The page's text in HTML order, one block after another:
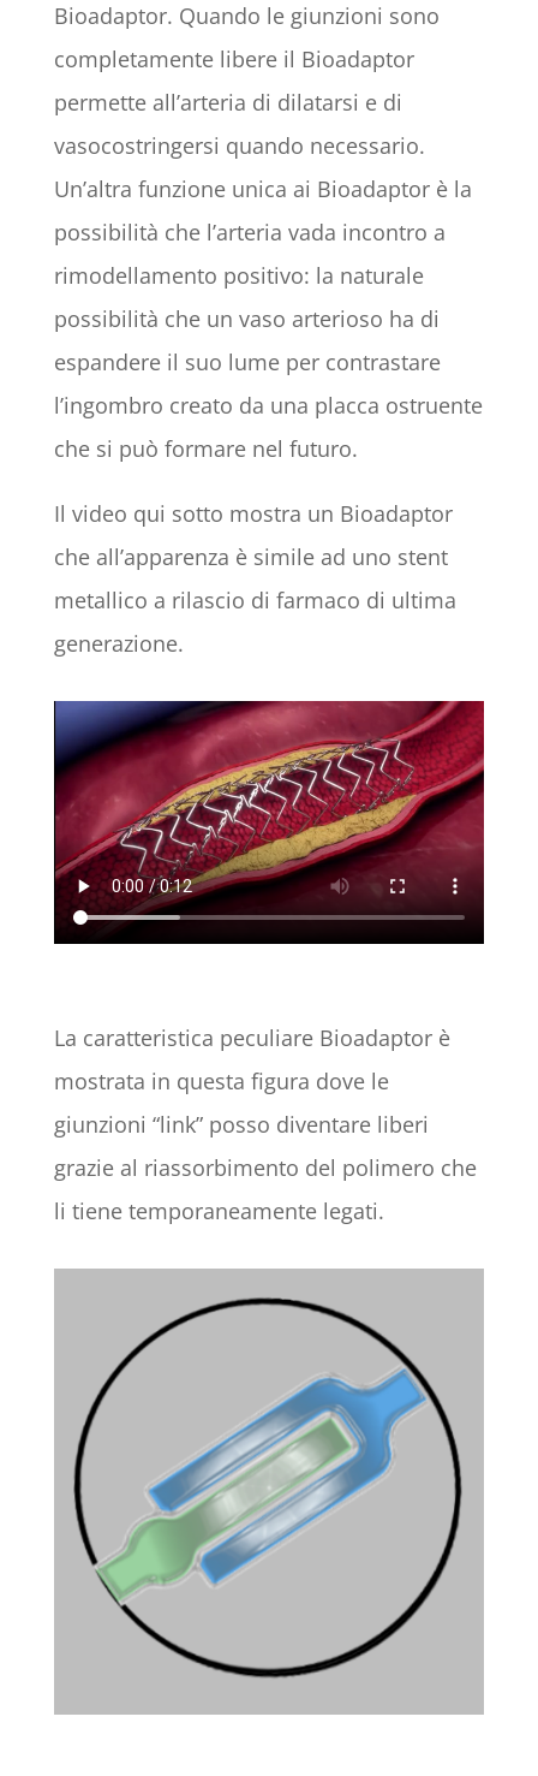
Bioadaptor. Quando le giunzioni sono
completamente libere il Bioadaptor
permette all’arteria di dilatarsi e di
vasocostringersi quando necessario.
Un’altra funzione unica ai Bioadaptor è la
possibilità che l’arteria vada incontro a
rimodellamento positivo: la naturale
possibilità che un vaso arterioso ha di
espandere il suo lume per contrastare
l’ingombro creato da una placca ostruente
che si può formare nel futuro.
Il video qui sotto mostra un Bioadaptor
che all’apparenza è simile ad uno stent
metallico a rilascio di farmaco di ultima
generazione.
La caratteristica peculiare Bioadaptor è
mostrata in questa figura dove le
giunzioni “link” posso diventare liberi
grazie al riassorbimento del polimero che
li tiene temporaneamente legati.